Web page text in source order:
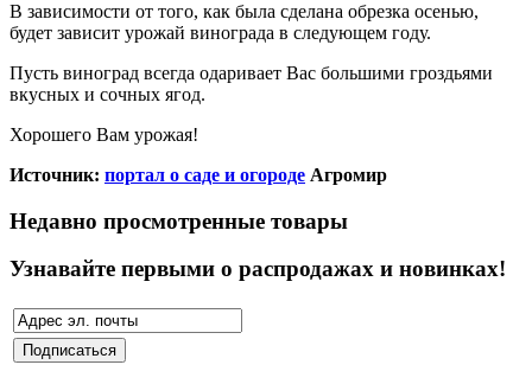
В зависимости от того, как была сделана обрезка осенью,
будет зависит урожай винограда в следующем году.
Пусть виноград всегда одаривает Вас большими гроздьями
вкусных и сочных ягод.
Хорошего Вам урожая!
Источник: портал о саде и огороде Агромир
Недавно просмотренные товары
Узнавайте первыми о распродажах и новинках!